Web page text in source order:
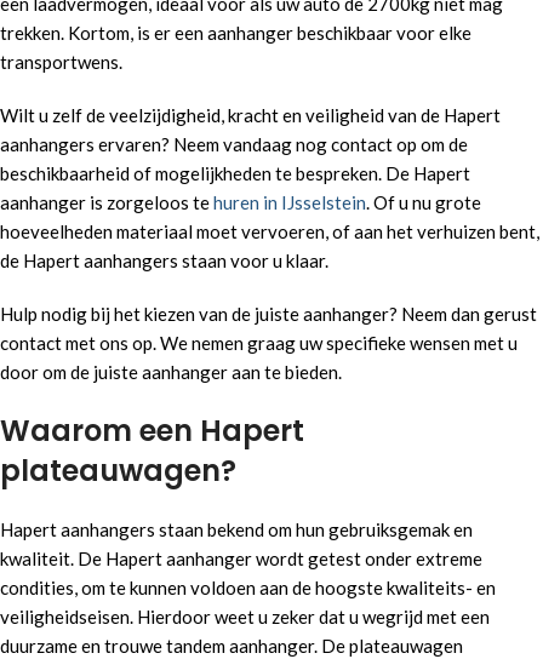
trekken. Kortom, is er een aanhanger beschikbaar voor elke
transportwens.
Wilt u zelf de veelzijdigheid, kracht en veiligheid van de Hapert
aanhangers ervaren? Neem vandaag nog contact op om de
beschikbaarheid of mogelijkheden te bespreken. De Hapert
aanhanger is zorgeloos tehuren in IJsselstein. Of u nu grote
hoeveelheden materiaal moet vervoeren, of aan het verhuizen bent,
de Hapert aanhangers staan voor u klaar.
Hulp nodig bij het kiezen van de juiste aanhanger? Neem dan gerust
contact met ons op. We nemen graag uw specifieke wensen met u
door om de juiste aanhanger aan te bieden.
Waarom een Hapert
plateauwagen?
Hapert aanhangers staan bekend om hun gebruiksgemak en
kwaliteit. De Hapert aanhanger wordt getest onder extreme
condities, om te kunnen voldoen aan de hoogste kwaliteits- en
veiligheidseisen. Hierdoor weet u zeker dat u wegrijd met een
duurzame en trouwe tandem aanhanger. De plateauwagen